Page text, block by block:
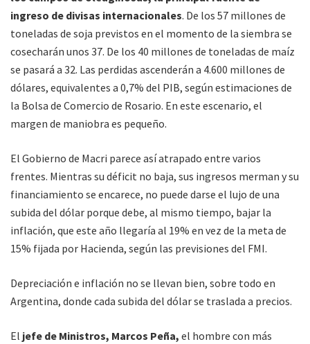
ingreso de divisas internacionales. De los 57 millones de
toneladas de soja previstos en el momento de la siembra se
cosecharán unos 37. De los 40 millones de toneladas de maíz
se pasará a 32. Las perdidas ascenderán a 4.600 millones de
dólares, equivalentes a 0,7% del PIB, según estimaciones de
la Bolsa de Comercio de Rosario. En este escenario, el
margen de maniobra es pequeño.
El Gobierno de Macri parece así atrapado entre varios
frentes. Mientras su déficit no baja, sus ingresos merman y su
financiamiento se encarece, no puede darse el lujo de una
subida del dólar porque debe, al mismo tiempo, bajar la
inflación, que este año llegaría al 19% en vez de la meta de
15% fijada por Hacienda, según las previsiones del FMI.
Depreciación e inflación no se llevan bien, sobre todo en
Argentina, donde cada subida del dólar se traslada a precios.
El jefe de Ministros, Marcos Peña, el hombre con más